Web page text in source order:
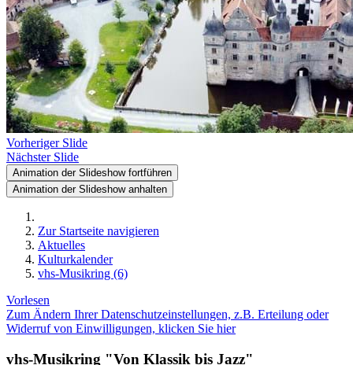
Vorheriger Slide
Nächster Slide
Animation der Slideshow fortführen
Animation der Slideshow anhalten
Zur Startseite navigieren
Aktuelles
Kulturkalender
vhs-Musikring (6)
Vorlesen
Zum Ändern Ihrer Datenschutzeinstellungen, z.B. Erteilung oder
Widerruf von Einwilligungen, klicken Sie hier
vhs-Musikring "Von Klassik bis Jazz"